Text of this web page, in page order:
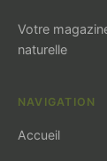
Votre
naturelle
NAVIGATION
Accueil